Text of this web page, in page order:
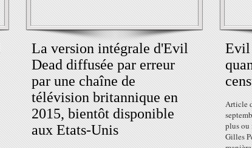
La version intégrale d'Evil
Dead diffusée par erreur
par une chaîne de
télévision britannique en
2015, bientôt disponible
aux Etats-Unis
Evil
Article
plus ou
Gilles